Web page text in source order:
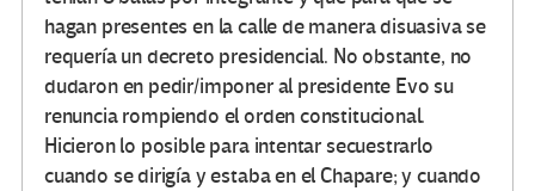
hagan presentes en la calle de manera disuasiva se
requería un decreto presidencial. No obstante, no
dudaron en pedir/imponer al presidente Evo su
renuncia rompiendo el orden constitucional.
Hicieron lo posible para intentar secuestrarlo
cuando se dirigía y estaba en el Chapare; y cuando